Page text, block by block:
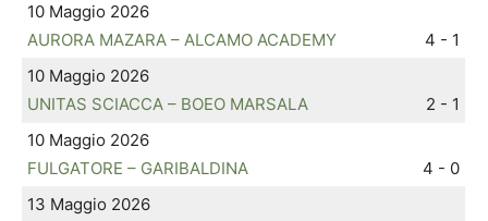
10 Maggio 2026
AURORA MAZARA – ALCAMO ACADEMY
4 - 1
10 Maggio 2026
UNITAS SCIACCA – BOEO MARSALA
2 - 1
10 Maggio 2026
FULGATORE – GARIBALDINA
4 - 0
13 Maggio 2026